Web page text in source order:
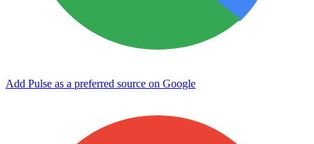
Add Pulse as a preferred source on Google